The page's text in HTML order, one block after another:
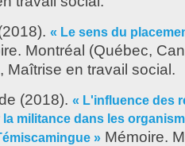
« Le sens du
Montréal (Québec,
Maîtrise en travail social.
(2018). « L'influence des
militance dans les
» Mémoire.